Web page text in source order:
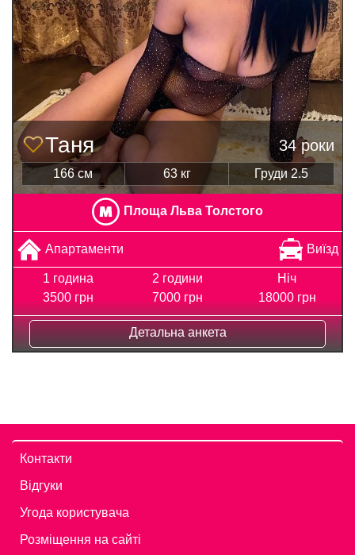
Таня 34 роки
166 см 63 кг Груди 2.5
Площа Льва Толстого
Апартаменти Виїзд
1 година
3500 грн
2 години
7000 грн
Ніч
18000 грн
Детальна анкета
Контакти
Відгуки
Угода користувача
Розміщення на сайті